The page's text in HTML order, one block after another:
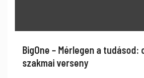
BigOne – Mérlegen a tudásod:
szakmai verseny